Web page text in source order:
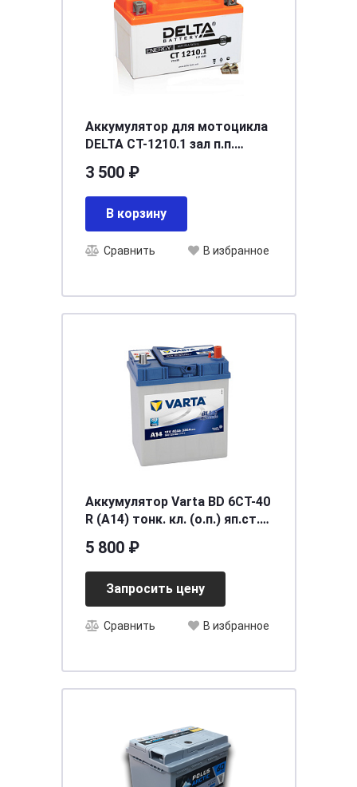
Аккумулятор для мотоцикла
DELTA СТ-1210.1 зал п.п.
3 500 ₽
В корзину
Сравнить В избранное
Аккумулятор Varta BD 6CT-40
R (A14) тонк. кл. (о.п.) яп.ст.
5 800 ₽
Запросить цену
Сравнить В избранное